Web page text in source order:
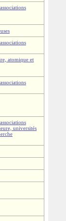
atomique et
universités